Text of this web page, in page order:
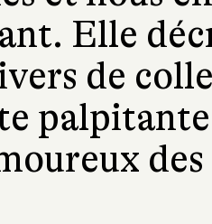
Elle
de
des